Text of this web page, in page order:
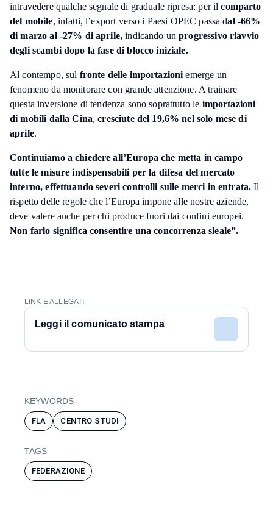
intravedere qualche segnale di graduale ripresa: per il comparto
del mobile, infatti, l’export verso i Paesi OPEC passa dal -66%
di marzo al -27% di aprile,indicando unprogressivo riavvio
degli scambi dopo la fase di blocco iniziale.
Al contempo, sul fronte delle importazioniemerge un
fenomeno da monitorare con grande attenzione. A trainare
questa inversione di tendenza sono soprattutto le importazioni
di mobili dalla Cina,cresciute del 19,6% nel solo mese di
aprile.
Continuiamo a chiedere all’Europa che metta in campo
tutte le misure indispensabili per la difesa del mercato
interno, effettuando severi controlli sulle merci in entrata.Il
rispetto delle regole che l’Europa impone alle nostre aziende,
deve valere anche per chi produce fuori dai confini europei.
Non farlo significa consentire una concorrenza sleale”.
LINK E ALLEGATI
Leggi il comunicato stampa
KEYWORDS
FLA CENTRO STUDI
TAGS
FEDERAZIONE